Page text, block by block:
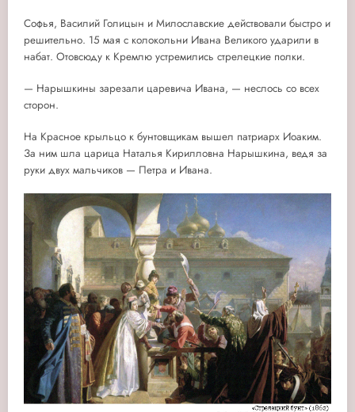
Софья, Василий Голицын и Милославские действовали быстро и
решительно. 15 мая с колокольни Ивана Великого ударили в
набат. Отовсюду к Кремлю устремились стрелецкие полки.
— Нарышкины зарезали царевича Ивана, — неслось со всех
сторон.
На Красное крыльцо к бунтовщикам вышел патриарх Иоаким.
За ним шла царица Наталья Кирилловна Нарышкина, ведя за
руки двух мальчиков — Петра и Ивана.